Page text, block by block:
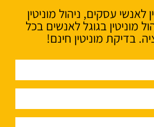
לאנשי עסקים, ניהול מוניטין
מוניטין בגוגל לאנשים בכל
בדיקת מוניטין חינם!